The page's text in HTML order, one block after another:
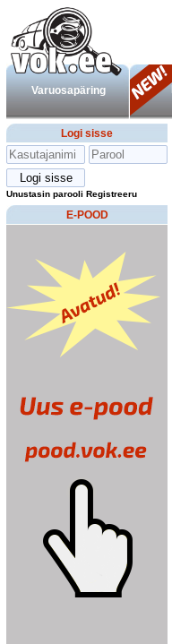
Varuosapäring
Logi sisse
Unustasin parooli Registreeru
E-POOD